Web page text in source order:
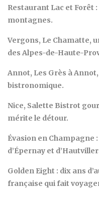
Restaurant Lac et Forêt
montagnes.
Vergons, Le Chamatte,
des Alpes-de-Haute-
Annot, Les Grès à
bistronomique.
Nice, Salette Bistrot
mérite le détour.
Évasion en Champagne
d’Épernay et
Golden Eight : dix ans
française qui fait